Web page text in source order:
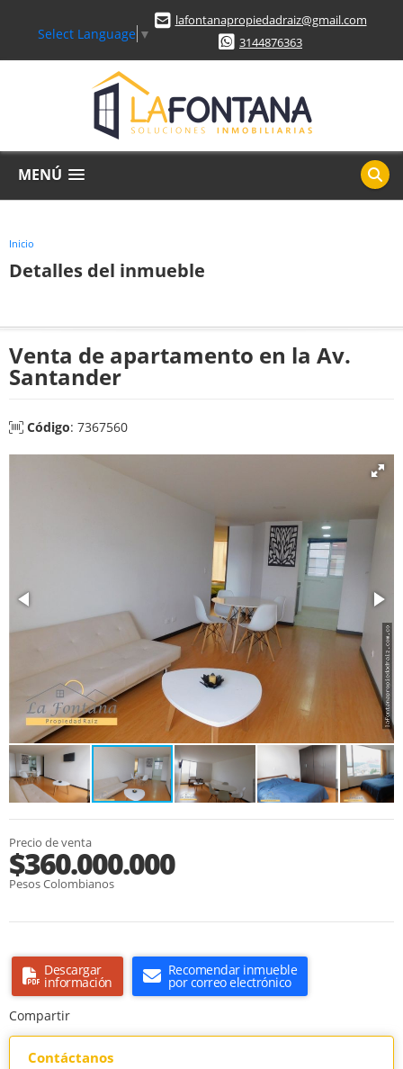
Select Language ▼
lafontanapropiedadraiz@gmail.com
3144876363
MENÚ
Inicio
Detalles del inmueble
Venta de apartamento en la Av.
Santander
Código: 7367560
Precio de venta
$360.000.000
Pesos Colombianos
Descargar
información
Recomendar inmueble
por correo electrónico
Compartir
Contáctanos